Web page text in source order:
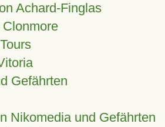
Achard-Finglas
Gefährten
Nikomedia und Gefährten